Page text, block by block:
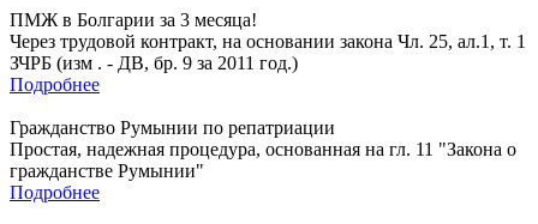
ПМЖ в Болгарии за 3 месяца!
Через трудовой контракт, на основании закона Чл. 25, ал.1, т. 1
ЗЧРБ (изм . - ДВ, бр. 9 за 2011 год.)
Подробнее
Гражданство Румынии по репатриации
Простая, надежная процедура, основанная на гл. 11 "Закона о
гражданстве Румынии"
Подробнее